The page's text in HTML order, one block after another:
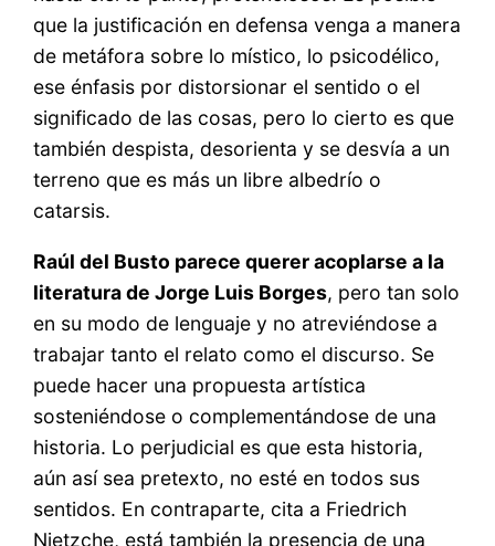
que la justificación en defensa venga a manera
de metáfora sobre lo místico, lo psicodélico,
ese énfasis por distorsionar el sentido o el
significado de las cosas, pero lo cierto es que
también despista, desorienta y se desvía a un
terreno que es más un libre albedrío o
catarsis.
Raúl del Busto parece querer acoplarse a la
literatura de Jorge Luis Borges, pero tan solo
en su modo de lenguaje y no atreviéndose a
trabajar tanto el relato como el discurso. Se
puede hacer una propuesta artística
sosteniéndose o complementándose de una
historia. Lo perjudicial es que esta historia,
aún así sea pretexto, no esté en todos sus
sentidos. En contraparte, cita a Friedrich
Nietzche, está también la presencia de una